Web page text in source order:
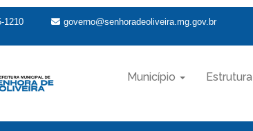
1210 governo@senhoradeoliveira.mg.gov.br
Município Estrutura